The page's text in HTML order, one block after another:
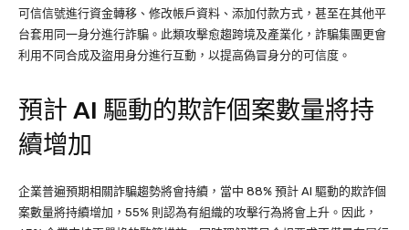
可信信號進行資金轉移、修改帳戶資料、添加付款方式，甚至在其他平
台套用同一身分進行詐騙。此類攻擊愈趨跨境及產業化，詐騙集團更會
利用不同合成及盜用身分進行互動，以提高偽冒身分的可信度。
預計 AI 驅動的欺詐個案數量將持
續增加
企業普遍預期相關詐騙趨勢將會持續，當中 88% 預計 AI 驅動的欺詐個
案數量將持續增加，55% 則認為有組織的攻擊行為將會上升。因此，